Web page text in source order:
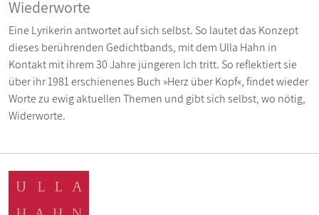
Wiederworte
Eine Lyrikerin antwortet auf sich selbst. So lautet das Konzept
dieses berührenden Gedichtbands, mit dem Ulla Hahn in
Kontakt mit ihrem 30 Jahre jüngeren Ich tritt. So reflektiert sie
über ihr 1981 erschienenes Buch »Herz über Kopf«, findet wieder
Worte zu ewig aktuellen Themen und gibt sich selbst, wo nötig,
Widerworte.